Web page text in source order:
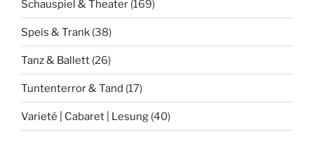
Schauspiel & Theater (169)
Speis & Trank (38)
Tanz & Ballett (26)
Tuntenterror & Tand (17)
Varieté | Cabaret | Lesung (40)